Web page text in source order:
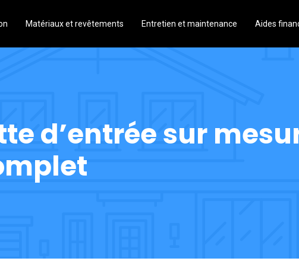
Matériaux et revêtements Entretien et maintenance Aides
d’entrée sur